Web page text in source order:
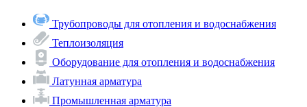
Трубопроводы для отопления и водоснабжения
Теплоизоляция
Оборудование для отопления и водоснабжения
Латунная арматура
Промышленная арматура